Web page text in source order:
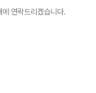
연락드리겠습니다.